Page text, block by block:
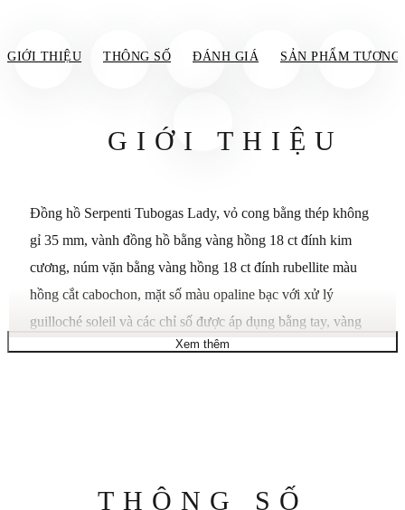
GIỚI THIỆU THÔNG SỐ ĐÁNH GIÁ SẢN PHẨM TƯƠNG
GIỚI THIỆU
Đồng hồ Serpenti Tubogas Lady, vỏ cong bằng thép không
gỉ 35 mm, vành đồng hồ bằng vàng hồng 18 ct đính kim
cương, núm vặn bằng vàng hồng 18 ct đính rubellite màu
hồng cắt cabochon, mặt số màu opaline bạc với xử lý
guilloché soleil và các chỉ số được áp dụng bằng tay, vàng
hồng 18 ct và dây đeo xoắn ốc đơn bằng thép không gỉ. Bộ
cuộn tròn sự uốn lượn của con rắn với linh hồn đương đại
Xem thêm
THÔNG SỐ